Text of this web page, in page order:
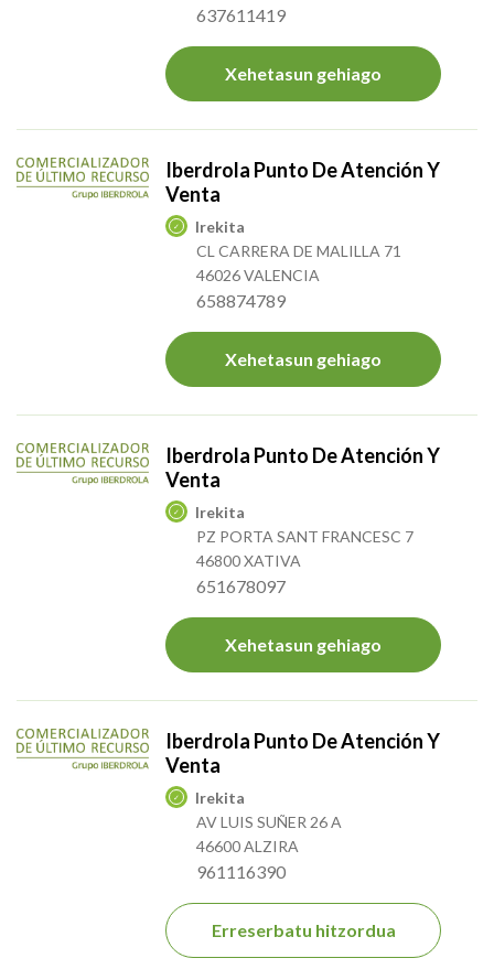
637611419
Xehetasun gehiago
Iberdrola Punto De Atención Y
Venta
Irekita
CL CARRERA DE MALILLA 71
46026 VALENCIA
658874789
Xehetasun gehiago
Iberdrola Punto De Atención Y
Venta
Irekita
PZ PORTA SANT FRANCESC 7
46800 XATIVA
651678097
Xehetasun gehiago
Iberdrola Punto De Atención Y
Venta
Irekita
AV LUIS SUÑER 26 A
46600 ALZIRA
961116390
Erreserbatu hitzordua